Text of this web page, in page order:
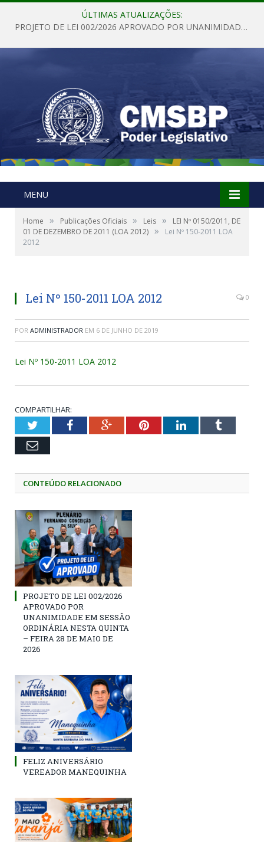
ÚLTIMAS ATUALIZAÇÕES:
PROJETO DE LEI 002/2026 APROVADO POR UNANIMIDADE EM SESSÃO ORDINÁRIA NESTA QUINTA – FEIRA 28 DE MAIO DE 2026
MENU
Home » Publicações Oficiais » Leis »
LEI Nº 0150/2011, DE
01 DE DEZEMBRO DE 2011 (LOA 2012) »
Lei Nº 150-2011 LOA
2012
Lei Nº 150-2011 LOA 2012 0
POR ADMINISTRADOR EM 6 DE JUNHO DE 2019
Lei Nº 150-2011 LOA 2012
COMPARTILHAR:
TwitterFacebookGoogle+PinterestLinkedInTumblr
Email
CONTEÚDO RELACIONADO
PROJETO DE LEI 002/2026
APROVADO POR
UNANIMIDADE EM SESSÃO
ORDINÁRIA NESTA QUINTA
– FEIRA 28 DE MAIO DE
2026
FELIZ ANIVERSÁRIO
VEREADOR MANEQUINHA